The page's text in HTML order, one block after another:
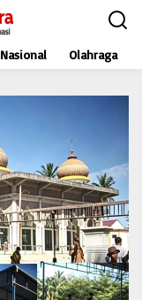
Nasional Olahraga